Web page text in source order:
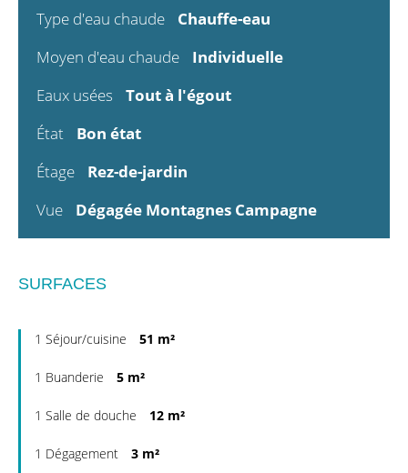
Type d'eau chaude
Chauffe-eau
Moyen d'eau chaude
Individuelle
Eaux usées
Tout à l'égout
État
Bon état
Étage
Rez-de-jardin
Vue
Dégagée Montagnes Campagne
SURFACES
1 Séjour/cuisine 51 m²
1 Buanderie 5 m²
1 Salle de douche 12 m²
1 Dégagement 3 m²